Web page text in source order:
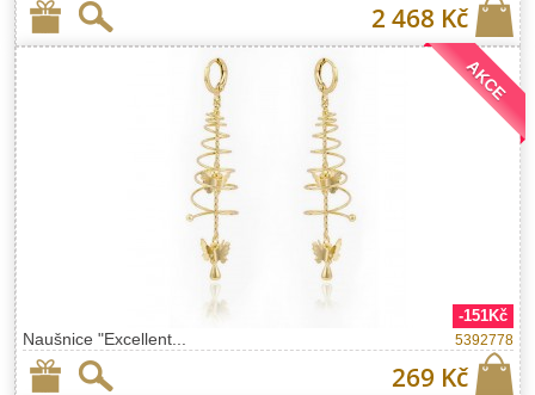
2 468 Kč
Naušnice "Excellent...
-151Kč
5392778
269 Kč
AKCE